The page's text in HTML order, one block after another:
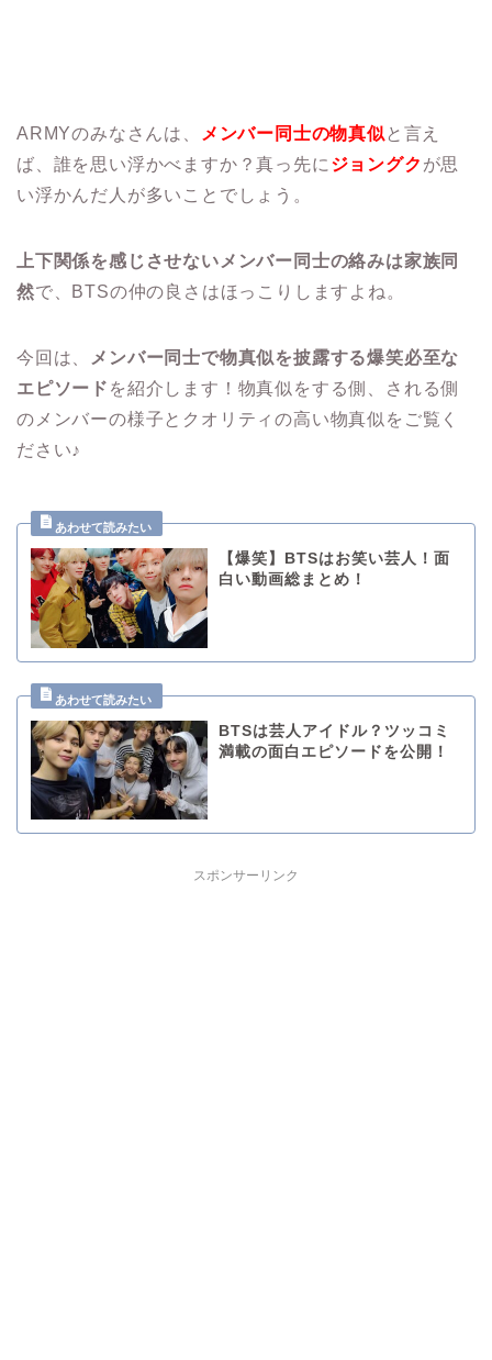
ARMYのみなさんは、 メンバー同士の物真似 と言え
ば、誰を思い浮かべますか？真っ先に ジョングク が思
い浮かんだ人が多いことでしょう。
上下関係を感じさせないメンバー同士の絡みは家族同
然で、BTSの仲の良さはほっこりしますよね。
今回は、
メンバー同士で物真似を披露する爆笑必至な
エピソード を紹介します！物真似をする側、される側
のメンバーの様子とクオリティの高い物真似をご覧く
ださい♪
【爆笑】BTSはお笑い芸人！面
白い動画総まとめ！
BTSは芸人アイドル？ツッコミ
満載の面白エピソードを公開！
スポンサーリンク